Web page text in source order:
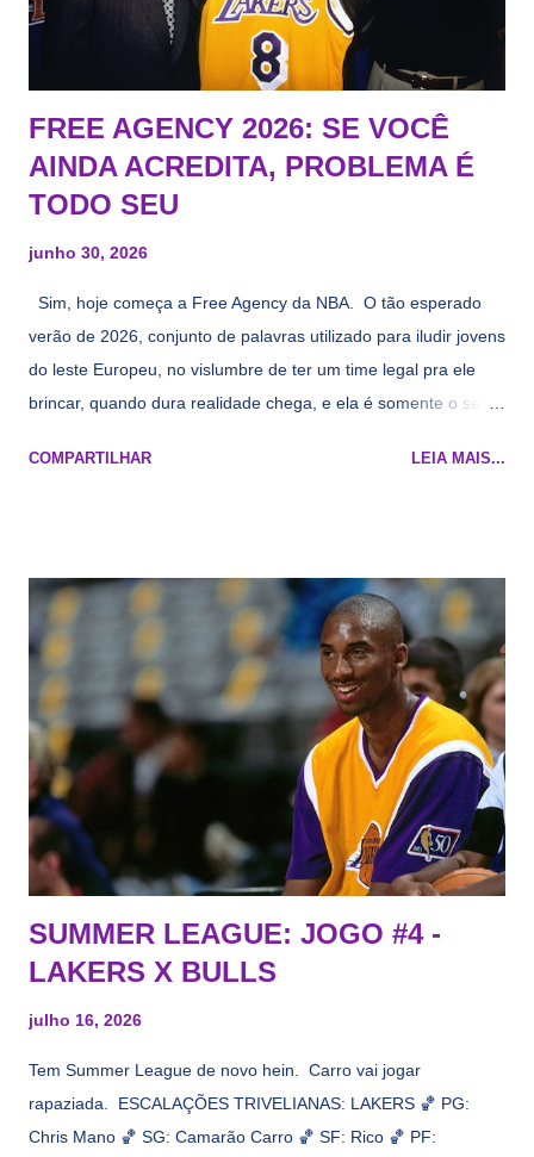
FREE AGENCY 2026: SE VOCÊ
AINDA ACREDITA, PROBLEMA É
TODO SEU
junho 30, 2026
Sim, hoje começa a Free Agency da NBA. O tão esperado
verão de 2026, conjunto de palavras utilizado para iludir jovens
do leste Europeu, no vislumbre de ter um time legal pra ele
brincar, quando dura realidade chega, e ela é somente o seu
cara de decrépito, mas que aparentemente ainda é jovem.
vezes a gente esquece mesmo. Então, como diria o Marcelo
Tas no Telecurso 2000 , É HORA DA REVISÃO! Ah, e quase
todos esses nomes foram linkados ao Lakers. Se de fato há o
interesse, não importa, o nosso compromisso é sempre com a
informação, a veracidade vem depois. E do Lakers hein? Até
agora nada de Ruim Hachaomuro (dizem que Nets tem
interesse) e LeBrão James - esse sendo assediado pelo
Draymond Green enquanto chora pro Cavs contrat...
COMPARTILHAR LEIA MAIS...
SUMMER LEAGUE: JOGO #4 -
LAKERS X BULLS
julho 16, 2026
Tem Summer League de novo hein. Carro vai jogar
rapaziada. ESCALAÇÕES TRIVELIANAS: LAKERS 🏀 PG:
Chris Mano 🏀 SG: Camarão Carro 🏀 SF: Rico 🏀 PF: